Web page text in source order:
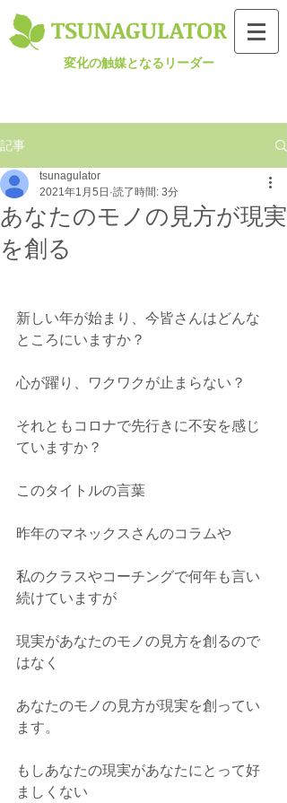
TSUNAGULATOR​
変化の触媒となるリーダー
記事
あなたのモノの見方が現実
を創る
tsunagulator
2021年1月5日 読了時間: 3分
新しい年が始まり、今皆さんはどんな
ところにいますか？
心が躍り、ワクワクが止まらない？
それともコロナで先行きに不安を感じ
ていますか？
このタイトルの言葉
昨年のマネックスさんのコラムや
私のクラスやコーチングで何年も言い
続けていますが
現実があなたのモノの見方を創るので
はなく
あなたのモノの見方が現実を創ってい
ます。
もしあなたの現実があなたにとって好
ましくない